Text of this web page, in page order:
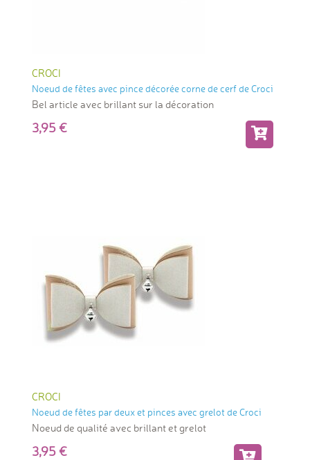
CROCI
Noeud de fêtes avec pince décorée corne de cerf de Croci
Bel article avec brillant sur la décoration
3,95
CROCI
Noeud de fêtes par deux et pinces avec grelot de Croci
Noeud de qualité avec brillant et grelot
3,95